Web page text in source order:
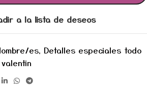
a la lista de deseos
es, Detalles especiales todo